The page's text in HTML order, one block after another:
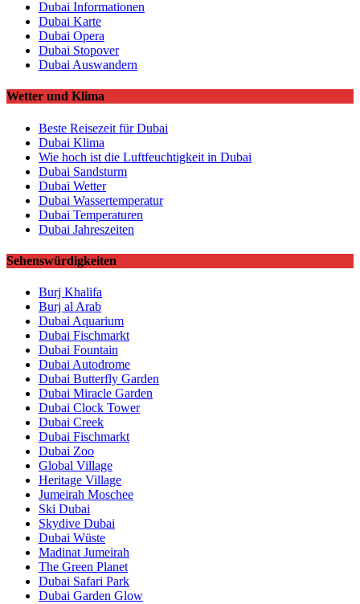
Dubai Informationen
Dubai Karte
Dubai Opera
Dubai Stopover
Dubai Auswandern
Wetter und Klima
Beste Reisezeit für Dubai
Dubai Klima
Wie hoch ist die Luftfeuchtigkeit in Dubai
Dubai Sandsturm
Dubai Wetter
Dubai Wassertemperatur
Dubai Temperaturen
Dubai Jahreszeiten
Sehenswürdigkeiten
Burj Khalifa
Burj al Arab
Dubai Aquarium
Dubai Fischmarkt
Dubai Fountain
Dubai Autodrome
Dubai Butterfly Garden
Dubai Miracle Garden
Dubai Clock Tower
Dubai Creek
Dubai Fischmarkt
Dubai Zoo
Global Village
Heritage Village
Jumeirah Moschee
Ski Dubai
Skydive Dubai
Dubai Wüste
Madinat Jumeirah
The Green Planet
Dubai Safari Park
Dubai Garden Glow